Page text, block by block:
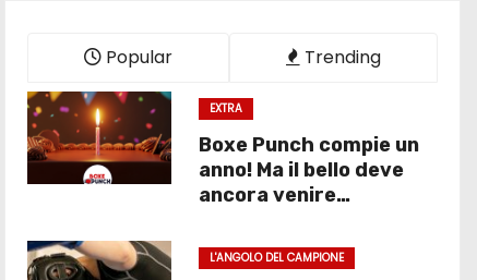
Popular Trending
EXTRA
Boxe Punch compie un
anno! Ma il bello deve
ancora venire…
L'ANGOLO DEL CAMPIONE